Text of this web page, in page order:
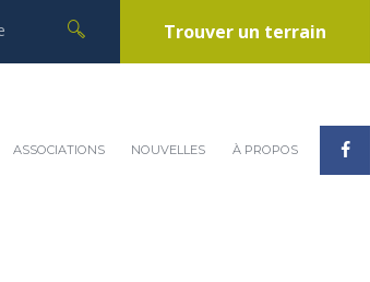
Trouver un terrain
ASSOCIATIONS NOUVELLES À PROPOS